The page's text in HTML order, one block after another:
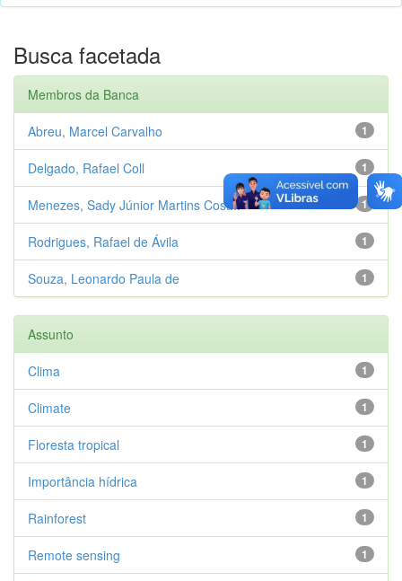
Busca facetada
Membros da Banca
1
Abreu, Marcel Carvalho
1
Delgado, Rafael Coll
1
Menezes, Sady Júnior Martins Cost...
1
Rodrigues, Rafael de Ávila
1
Souza, Leonardo Paula de
Assunto
1
Clima
1
Climate
1
Floresta tropical
1
Importância hídrica
1
Rainforest
1
Remote sensing